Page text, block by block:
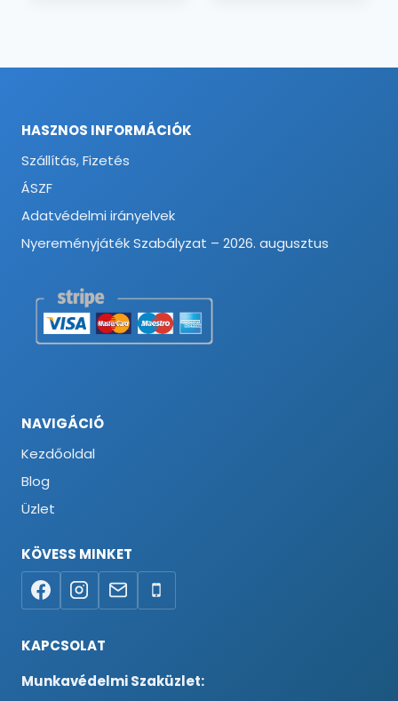
HASZNOS INFORMÁCIÓK
Szállítás, Fizetés
ÁSZF
Adatvédelmi irányelvek
Nyereményjáték Szabályzat – 2026. augusztus
NAVIGÁCIÓ
Kezdőoldal
Blog
Üzlet
KÖVESS MINKET
KAPCSOLAT
Munkavédelmi Szaküzlet: